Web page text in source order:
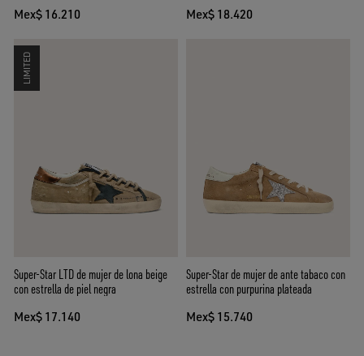
Mex$ 16.210 Mex$ 18.420
LIMITED
Super-Star LTD de mujer de lona beige
con estrella de piel negra
Mex$ 17.140
Super-Star de mujer de ante tabaco con
estrella con purpurina plateada
Mex$ 15.740